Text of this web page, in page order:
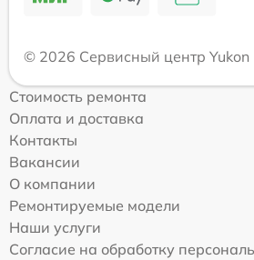
© 2026 Сервисный центр Yukon
Стоимость ремонта
Оплата и доставка
Контакты
Вакансии
О компании
Ремонтируемые модели
Наши услуги
Согласие на обработку